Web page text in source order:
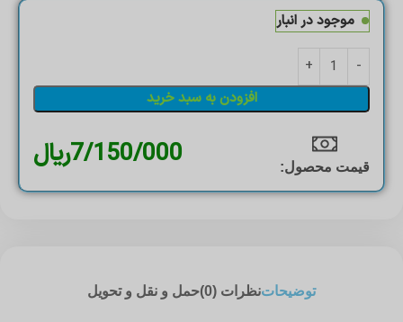
موجود در انبار
افزودن به سبد خرید
قیمت محصول:​ 7/150/000ریال
توضیحاتنظرات (0) حمل و نقل و تحویل